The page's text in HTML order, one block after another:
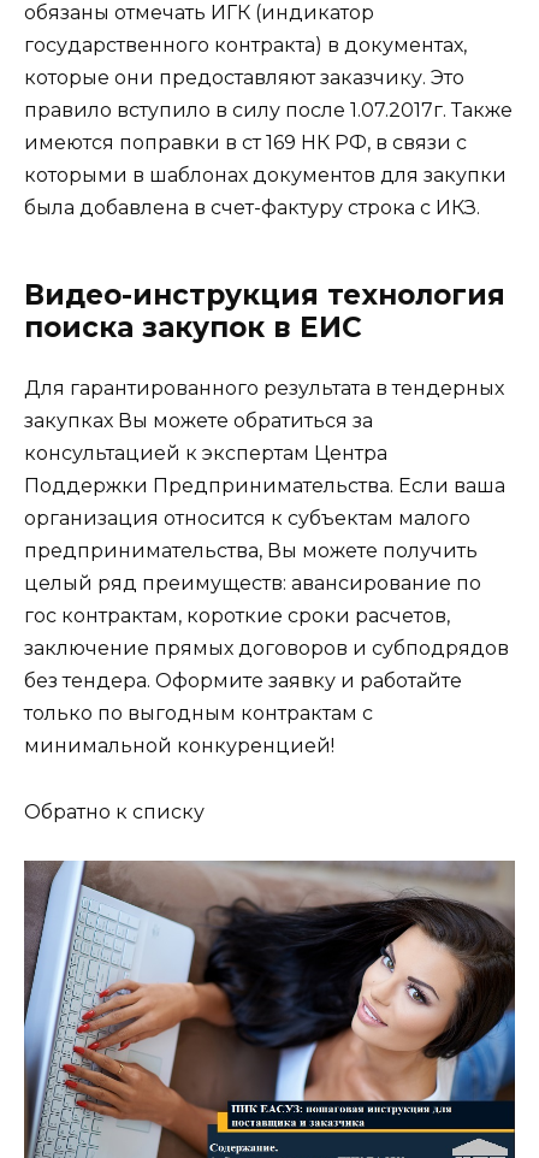
обязаны отмечать ИГК (индикатор
государственного контракта) в документах,
которые они предоставляют заказчику. Это
правило вступило в силу после 1.07.2017г. Также
имеются поправки в ст 169 НК РФ, в связи с
которыми в шаблонах документов для закупки
была добавлена в счет-фактуру строка с ИКЗ.
Видео-инструкция технология
поиска закупок в ЕИС
Для гарантированного результата в тендерных
закупках Вы можете обратиться за
консультацией к экспертам Центра
Поддержки Предпринимательства. Если ваша
организация относится к субъектам малого
предпринимательства, Вы можете получить
целый ряд преимуществ: авансирование по
гос контрактам, короткие сроки расчетов,
заключение прямых договоров и субподрядов
без тендера. Оформите заявку и работайте
только по выгодным контрактам с
минимальной конкуренцией!
Обратно к списку